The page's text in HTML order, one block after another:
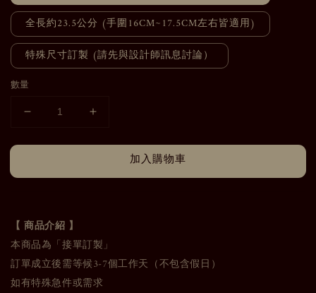
全長約23.5公分 (手圍16CM~17.5CM左右皆適用)
特殊尺寸訂製 (請先與設計師訊息討論）
數量
加入購物車
【 商品介紹 】
本商品為「接單訂製」
訂單成立後需等候3-7個工作天（不包含假日）
如有特殊急件或需求